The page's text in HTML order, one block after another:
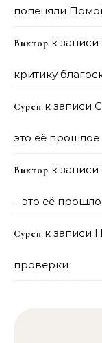
попеняли
Виктор к записи
критику
Сурен к записи
это её прошлое
Виктор к записи
– это её
Сурен к записи
проверки